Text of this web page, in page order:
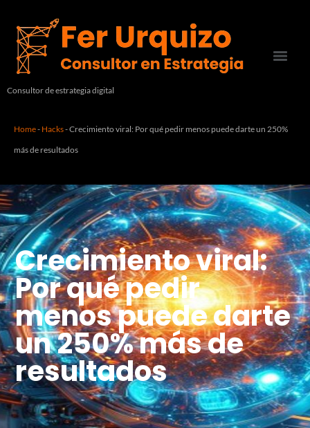
Consultor de estrategia digital
Home- Hacks-Crecimiento viral: Por qué pedir menos puede darte un 250%
más de resultados
Crecimiento viral:
Por qué pedir
menos puede darte
un 250% más de
resultados